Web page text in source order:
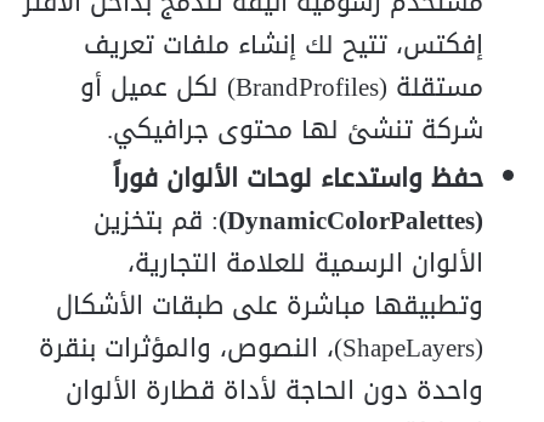
إفكتس، تتيح لك إنشاء ملفات تعريف
مستقلة (BrandProfiles) لكل عميل أو
شركة تنشئ لها محتوى جرافيكي.
حفظ واستدعاء لوحات الألوان فوراً
(DynamicColorPalettes)
: قم بتخزين
الألوان الرسمية للعلامة التجارية،
وتطبيقها مباشرة على طبقات الأشكال
(ShapeLayers)، النصوص، والمؤثرات بنقرة
واحدة دون الحاجة لأداة قطارة الألوان